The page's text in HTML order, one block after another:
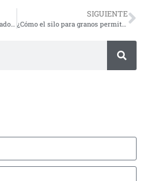
Proyecto llave en mano adaptado a las necesidades de la agroindustria
SIGUIENTE
¿Cómo el silo para granos permite evitar pérdidas?